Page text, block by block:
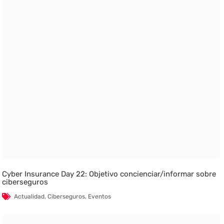
Cyber Insurance Day 22: Objetivo concienciar/informar sobre
ciberseguros
Actualidad,Ciberseguros, Eventos